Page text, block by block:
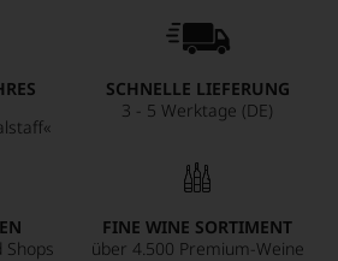
SCHNELLE LIEFERUNG
3 - 5 Werktage (DE)
FINE WINE SORTIMENT
über 4.500 Premium-Weine